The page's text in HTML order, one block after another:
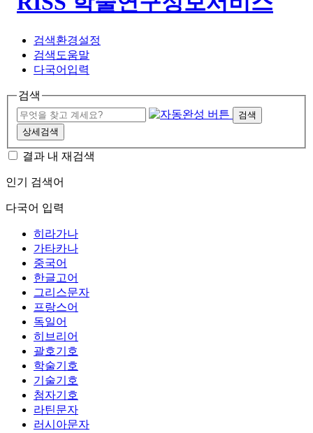
검색환경설정
검색도움말
다국어입력
검색
검색
상세검색
결과 내 재검색
인기 검색어
다국어 입력
히라가나
가타카나
중국어
한글고어
그리스문자
프랑스어
독일어
히브리어
괄호기호
학술기호
기술기호
첨자기호
라틴문자
러시아문자